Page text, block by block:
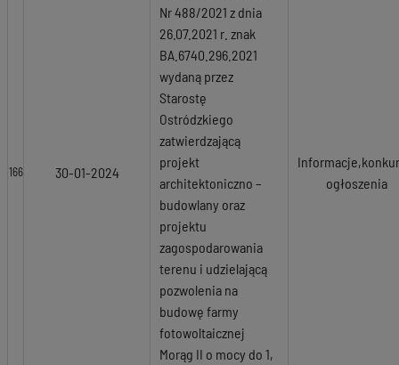
166 30-01-2024
Nr 488/2021 z dnia
26.07.2021 r. znak
BA.6740.296.2021
wydaną przez
Starostę
Ostródzkiego
zatwierdzającą
projekt
architektoniczno –
budowlany oraz
projektu
zagospodarowania
terenu i udzielającą
pozwolenia na
budowę farmy
fotowoltaicznej
Morąg II o mocy do 1,
ogłoszenia